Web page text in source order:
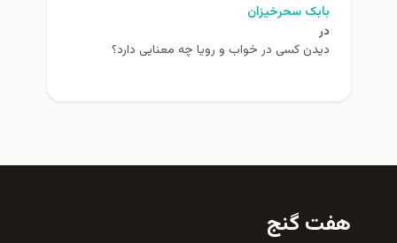
بابک سحرخیزان
در
دیدن کسی در خواب و رویا چه معنایی دارد؟
هفت گنج